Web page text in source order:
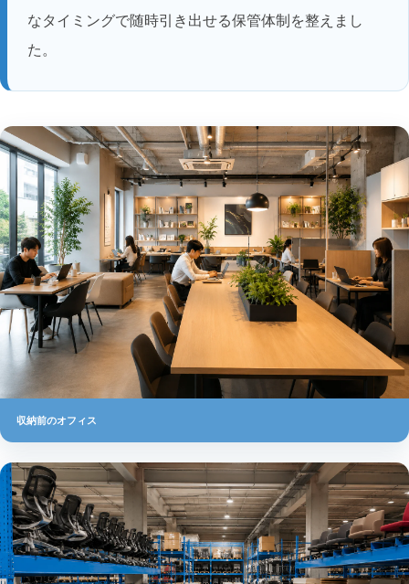
なタイミングで随時引き出せる保管体制を整えまし
た。
収納前のオフィス